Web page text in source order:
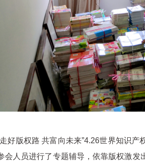
好版权路 共富向未来”4.26世界知识
会人员进行了专题辅导，依靠版权激